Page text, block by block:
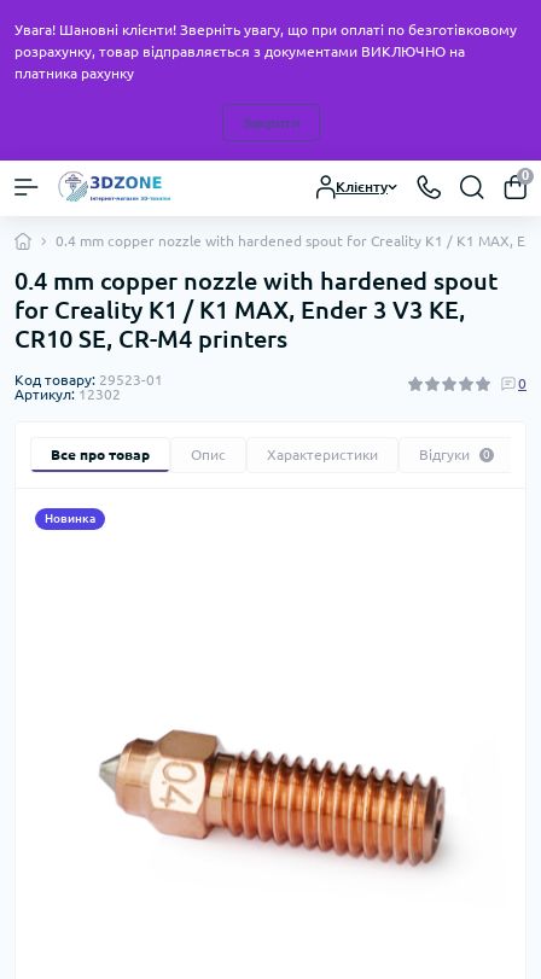
Увага! Шановні клієнти! Зверніть увагу, що при оплаті по безготівковому
розрахунку, товар відправляється з документами ВИКЛЮЧНО на
платника рахунку
Закрити
Клієнту
0
0.4 mm copper nozzle with hardened spout for Creality K1 / K1 MAX,
0.4 mm copper nozzle with hardened spout
for Creality K1 / K1 MAX, Ender 3 V3 KE,
CR10 SE, CR-M4 printers
Код товару: 29523-01
Артикул: 12302
0
Все про товар Опис Характеристики Відгуки 0
Новинка